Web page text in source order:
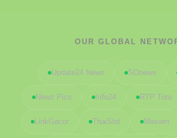
OUR GLOBAL
Update24 News SOnews
Newz Pics Info24 RTP Toto
LinkGacor ThaiSlot Maxwin